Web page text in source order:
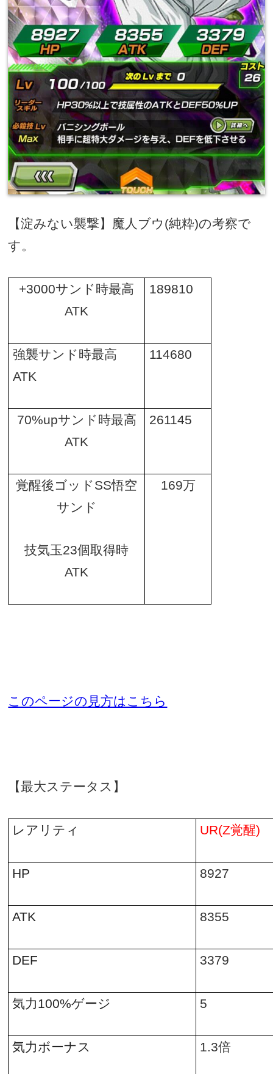
【淀みない襲撃】魔人ブウ (純粋)の考察で
す。
+3000サンド時最高
ATK
189810
強襲サンド時最高
ATK
114680
70%upサンド時最高
ATK
261145
覚醒後ゴッドSS悟空
サンド
169万
技気玉23個取得時
ATK
このページの見方はこちら
【最大ステータス】
レアリティ UR(Z覚醒)
HP 8927
ATK 8355
DEF 3379
気力100%ゲージ 5
気力ボーナス 1.3倍